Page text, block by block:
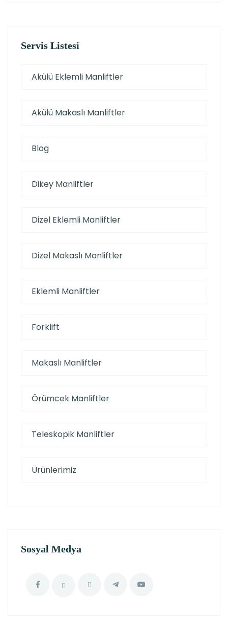
Servis Listesi
Akülü Eklemli Manliftler
Akülü Makaslı Manliftler
Blog
Dikey Manliftler
Dizel Eklemli Manliftler
Dizel Makaslı Manliftler
Eklemli Manliftler
Forklift
Makaslı Manliftler
Örümcek Manliftler
Teleskopik Manliftler
Ürünlerimiz
Sosyal Medya